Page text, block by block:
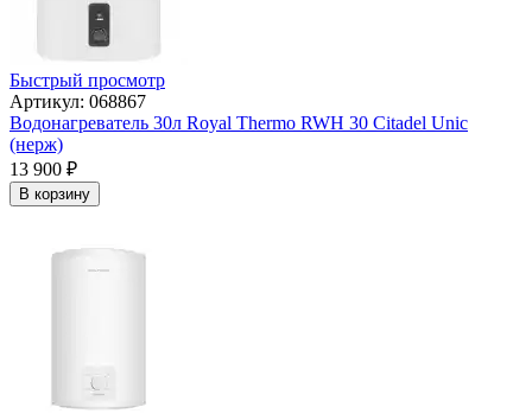
Быстрый просмотр
Артикул: 068867
Водонагреватель 30л Royal Thermo RWH 30 Citadel Unic
(нерж)
13 900 ₽
В корзину